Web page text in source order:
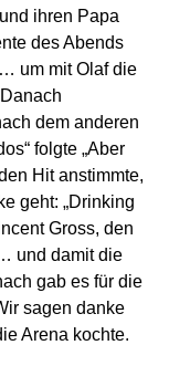
ihren Papa
des Abends
um mit Olaf die
dem anderen
folgte „Aber
Hit anstimmte,
geht: „Drinking
Gross, den
und damit die
gab es für die
sagen danke
Arena kochte.